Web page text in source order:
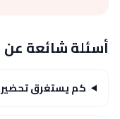
أسئلة شائعة
كم يستغرق